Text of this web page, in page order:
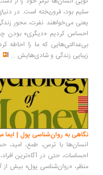
بود، فروریخته است. در دنیای
می‌خواهند نفرت، محورِ
کردیم «دیگری» بودن چه
که ما را احاطه
زندگی و شادی‌هایش...
به روان‌شناسی پول | ایما
با ترس، طمع، امید، حسرت
حتی در آگاه‌ترین افراد،
«روان‌شناسی پول» بیش از آنکه